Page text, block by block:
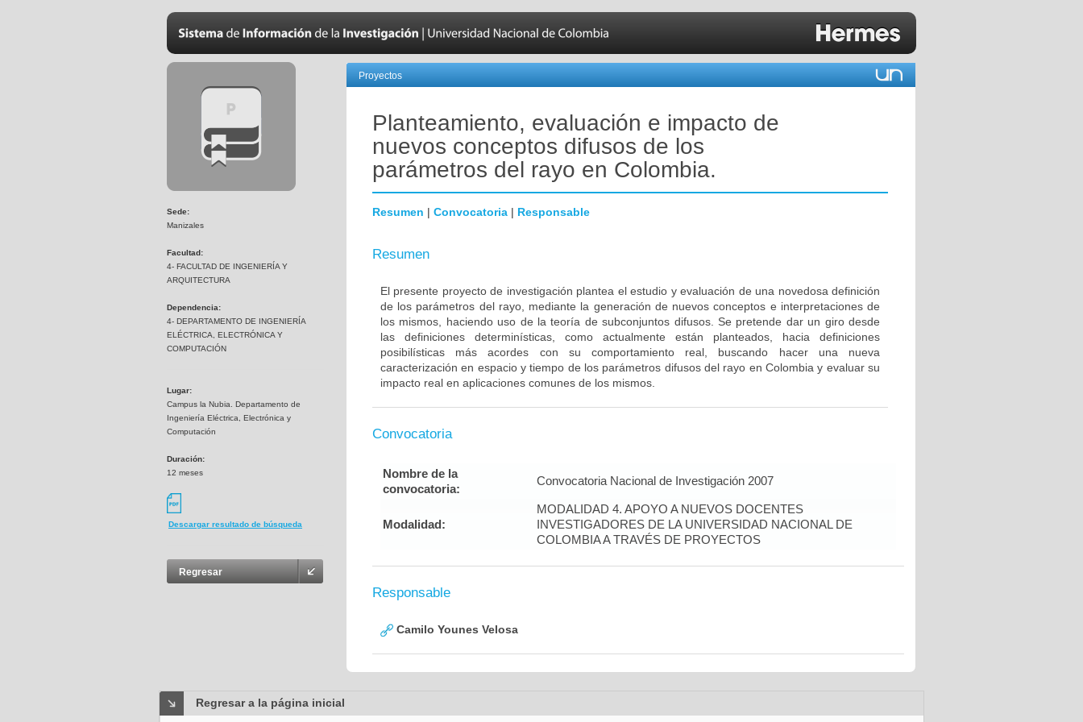
Sede:
Manizales
Facultad:
4- FACULTAD DE INGENIERÍA Y
ARQUITECTURA
Dependencia:
4- DEPARTAMENTO DE INGENIERÍA
ELÉCTRICA, ELECTRÓNICA Y
COMPUTACIÓN
Lugar:
Campus la Nubia. Departamento de
Ingeniería Eléctrica, Electrónica y
Computación
Duración:
12 meses
Descargar resultado de búsqueda
Regresar
Proyectos
Planteamiento, evaluación e impacto de
nuevos conceptos difusos de los
parámetros del rayo en Colombia.
Resumen | Convocatoria | Responsable
Resumen
El presente proyecto de investigación plantea el estudio y evaluación de una novedosa definición
de los parámetros del rayo, mediante la generación de nuevos conceptos e interpretaciones de
los mismos, haciendo uso de la teoría de subconjuntos difusos. Se pretende dar un giro desde
las definiciones determinísticas, como actualmente están planteados, hacia definiciones
posibilísticas más acordes con su comportamiento real, buscando hacer una nueva
caracterización en espacio y tiempo de los parámetros difusos del rayo en Colombia y evaluar su
impacto real en aplicaciones comunes de los mismos.
Convocatoria
Nombre de la
convocatoria:
Convocatoria Nacional de Investigación 2007
Modalidad:
MODALIDAD 4. APOYO A NUEVOS DOCENTES
INVESTIGADORES DE LA UNIVERSIDAD NACIONAL DE
COLOMBIA A TRAVÉS DE PROYECTOS
Responsable
Camilo Younes Velosa
Regresar a la página inicial